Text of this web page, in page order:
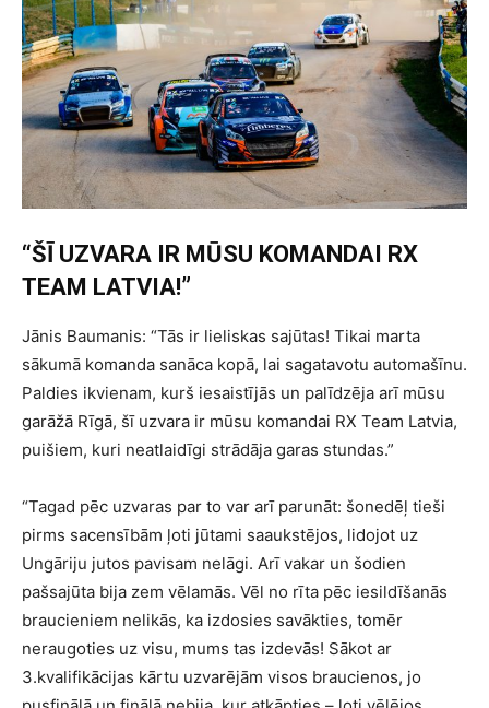
“ŠĪ UZVARA IR MŪSU KOMANDAI RX
TEAM LATVIA!”
Jānis Baumanis: “Tās ir lieliskas sajūtas! Tikai marta
sākumā komanda sanāca kopā, lai sagatavotu automašīnu.
Paldies ikvienam, kurš iesaistījās un palīdzēja arī mūsu
garāžā Rīgā, šī uzvara ir mūsu komandai RX Team Latvia,
puišiem, kuri neatlaidīgi strādāja garas stundas.”
“Tagad pēc uzvaras par to var arī parunāt: šonedēļ tieši
pirms sacensībām ļoti jūtami saaukstējos, lidojot uz
Ungāriju jutos pavisam nelāgi. Arī vakar un šodien
pašsajūta bija zem vēlamās. Vēl no rīta pēc iesildīšanās
braucieniem nelikās, ka izdosies savākties, tomēr
neraugoties uz visu, mums tas izdevās! Sākot ar
3.kvalifikācijas kārtu uzvarējām visos braucienos, jo